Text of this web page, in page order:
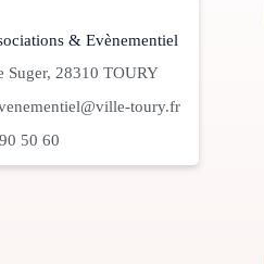
& Evènementiel
Suger, 28310 TOURY
toury.fr
50 60